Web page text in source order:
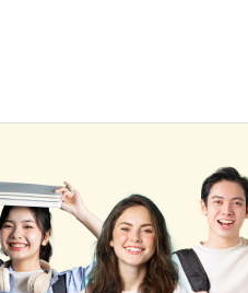
một khóa học tiếng
cho bài kiểm tra TestDaF
này không bao gồm
sĩ miễn học phí nhé.